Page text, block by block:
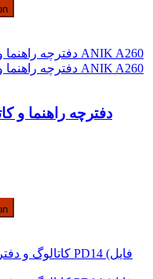
دفترچه راهنما و